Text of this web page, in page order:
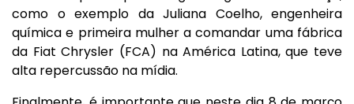
como o exemplo da Juliana Coelho, engenheira
química e primeira mulher a comandar uma fábrica
da Fiat Chrysler (FCA) na América Latina, que teve
alta repercussão na mídia.